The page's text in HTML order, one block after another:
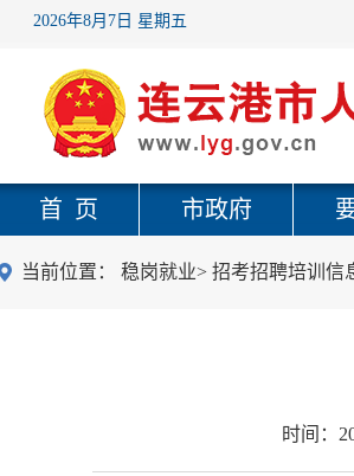
2026年8月7日 星期五
首 页 市政府
当前位置： 稳岗就业> 招考招聘培训信
时间：